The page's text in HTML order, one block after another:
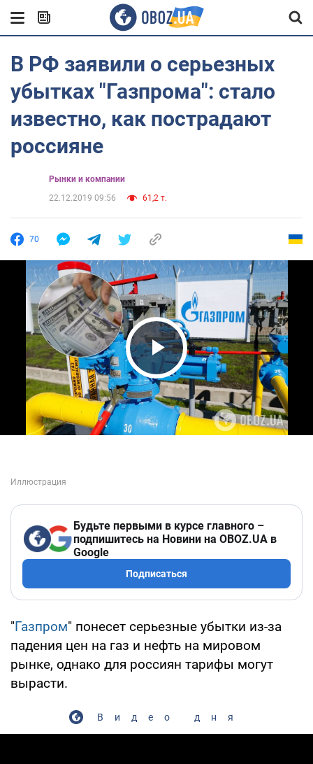
В РФ заявили о серьезных
убытках "Газпрома": стало
известно, как пострадают
россияне
Рынки и компании
22.12.2019 09:56
61,2 т.
70
Play Video
Будьте первыми в курсе главного –
подпишитесь на Новини на OBOZ.UA в
Google
Подписаться
"Газпром" понесет серьезные убытки из-за
падения цен на газ и нефть на мировом
рынке, однако для россиян тарифы могут
вырасти.
Видео дня